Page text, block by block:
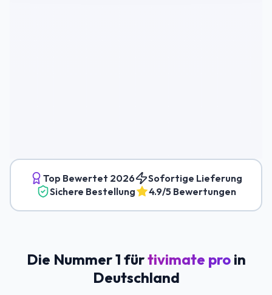
Top Bewertet 2026
Sofortige Lieferung
Sichere Bestellung
4.9/5 Bewertungen
Die Nummer 1 fürtivimate proin
Deutschland